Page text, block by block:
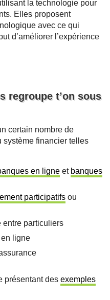
la technologie pour
Elles proposent
avec ce qui
d’améliorer l’expérience
regroupe t’on sous
certain nombre de
système financier telles
en ligne et banques
participatifs ou
entre particuliers
ligne
présentant des exemples